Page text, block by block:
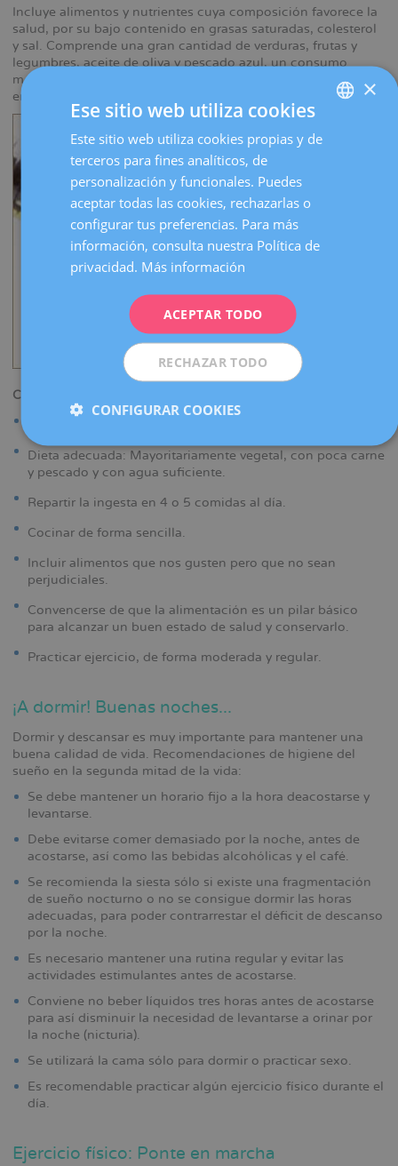
Incluye alimentos y nutrientes cuya composición favorece la
salud, por su bajo contenido en grasas saturadas, colesterol
y sal. Comprende una gran cantidad de verduras, frutas y
legumbres, aceite de oliva y pescado azul, un consumo
moderado de vino y leche, productos lácteos, especialmente
en forma de quesos, y una baja ingesta de carne roja.
C) Recomendaciones:
Dieta adecuada: Mayoritariamente vegetal, con poca carne
y pescado y con agua suficiente.
Repartir la ingesta en 4 o 5 comidas al día.
Cocinar de forma sencilla.
Incluir alimentos que nos gusten pero que no sean
perjudiciales.
Convencerse de que la alimentación es un pilar básico
para alcanzar un buen estado de salud y conservarlo.
Practicar ejercicio, de forma moderada y regular.
¡A dormir! Buenas noches...
Dormir y descansar es muy importante para mantener una
buena calidad de vida. Recomendaciones de higiene del
sueño en la segunda mitad de la vida:
Se debe mantener un horario fijo a la hora deacostarse y
levantarse.
Debe evitarse comer demasiado por la noche, antes de
acostarse, así como las bebidas alcohólicas y el café.
Se recomienda la siesta sólo si existe una fragmentación
de sueño nocturno o no se consigue dormir las horas
adecuadas, para poder contrarrestar el déficit de descanso
por la noche.
Es necesario mantener una rutina regular y evitar las
actividades estimulantes antes de acostarse.
Conviene no beber líquidos tres horas antes de acostarse
para así disminuir la necesidad de levantarse a orinar por
la noche (nicturia).
Se utilizará la cama sólo para dormir o practicar sexo.
Es recomendable practicar algún ejercicio físico durante el
día.
Ejercicio físico: Ponte en marcha
SPANISH
×
Ese sitio web utiliza cookies
Este sitio web utiliza cookies propias y de
terceros para fines analíticos, de
personalización y funcionales. Puedes
aceptar todas las cookies, rechazarlas o
configurar tus preferencias. Para más
información, consulta nuestra Política de
privacidad. Más información
ACEPTAR TODO
RECHAZAR TODO
CONFIGURAR COOKIES